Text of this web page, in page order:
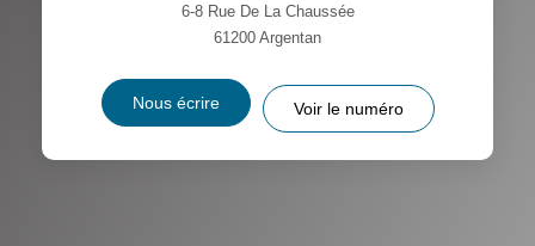
6-8 Rue De La Chaussée
61200 Argentan
Nous écrire Voir le numéro